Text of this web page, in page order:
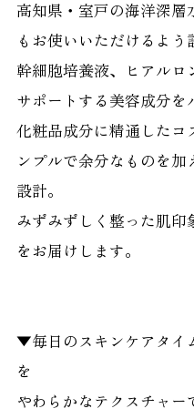
高知県・室戸の海洋深
もお使いいただけるよ
幹細胞培養液、ヒアルロ
サポートする美容成分を
化粧品成分に精通したコ
ンプルで余分なものを
設計。
みずみずしく整った肌
をお届けします。
▼毎日のスキンケアタイ
を
やわらかなテクスチャ